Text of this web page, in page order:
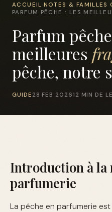
ACCUEIL ›NOTES & FAMILLES
PARFUM PÊCHE : LES
Parfum
meilleures
pêche, notre
GUIDE 28 FEB 202612 MIN DE
Introduction à la
parfumerie
La pêche en parfumerie